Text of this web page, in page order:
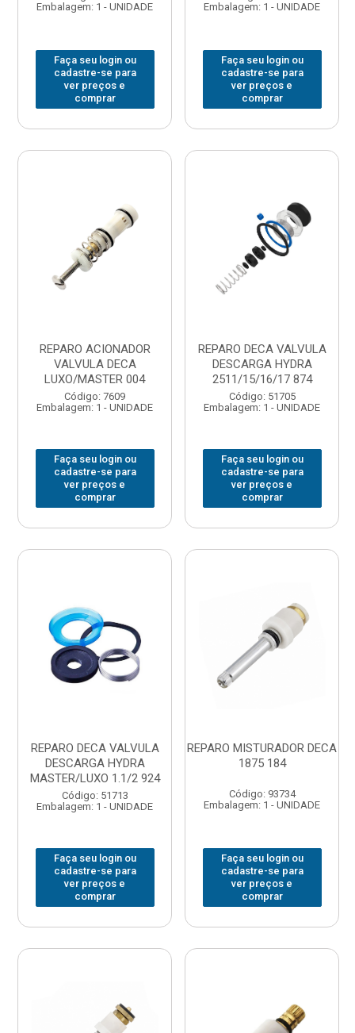
Embalagem: 1 - UNIDADE
Faça seu login ou
cadastre-se para
ver preços e
comprar
Embalagem: 1 - UNIDADE
Faça seu login ou
cadastre-se para
ver preços e
comprar
REPARO ACIONADOR
VALVULA DECA
LUXO/MASTER 004
Código: 7609
Embalagem: 1 - UNIDADE
Faça seu login ou
cadastre-se para
ver preços e
comprar
REPARO DECA VALVULA
DESCARGA HYDRA
2511/15/16/17 874
Código: 51705
Embalagem: 1 - UNIDADE
Faça seu login ou
cadastre-se para
ver preços e
comprar
REPARO DECA VALVULA
DESCARGA HYDRA
MASTER/LUXO 1.1/2 924
Código: 51713
Embalagem: 1 - UNIDADE
Faça seu login ou
cadastre-se para
ver preços e
comprar
REPARO MISTURADOR DECA
1875 184
Código: 93734
Embalagem: 1 - UNIDADE
Faça seu login ou
cadastre-se para
ver preços e
comprar